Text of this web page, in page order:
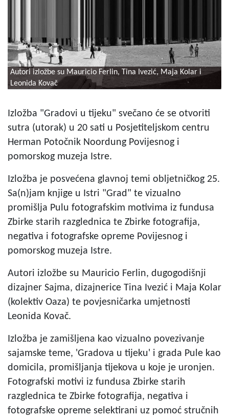
Autori izložbe su Mauricio Ferlin, Tina Ivezić, Maja Kolar i
Leonida Kovač
Izložba "Gradovi u tijeku" svečano će se otvoriti
sutra (utorak) u 20 sati u Posjetiteljskom centru
Herman Potočnik Noordung Povijesnog i
pomorskog muzeja Istre.
Izložba je posvećena glavnoj temi obljetničkog 25.
Sa(n)jam knjige u Istri "Grad" te vizualno
promišlja Pulu fotografskim motivima iz fundusa
Zbirke starih razglednica te Zbirke fotografija,
negativa i fotografske opreme Povijesnog i
pomorskog muzeja Istre.
Autori izložbe su Mauricio Ferlin, dugogodišnji
dizajner Sajma, dizajnerice Tina Ivezić i Maja Kolar
(kolektiv Oaza) te povjesničarka umjetnosti
Leonida Kovač.
Izložba je zamišljena kao vizualno povezivanje
sajamske teme, 'Gradova u tijeku' i grada Pule kao
domicila, promišljanja tijekova u koje je uronjen.
Fotografski motivi iz fundusa Zbirke starih
razglednica te Zbirke fotografija, negativa i
fotografske opreme selektirani uz pomoć stručnih